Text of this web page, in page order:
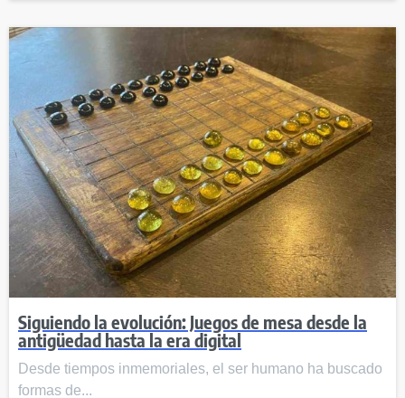
Siguiendo la evolución: Juegos de mesa desde la
antigüedad hasta la era digital
Desde tiempos inmemoriales, el ser humano ha buscado
formas de...